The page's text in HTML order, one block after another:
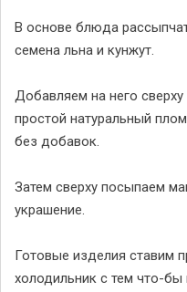
В основе блюда
семена льна и кунжут.
Добавляем на него
простой натуральный
без добавок.
Затем сверху посыпаем
украшение.
Готовые изделия ставим
холодильник с тем что-